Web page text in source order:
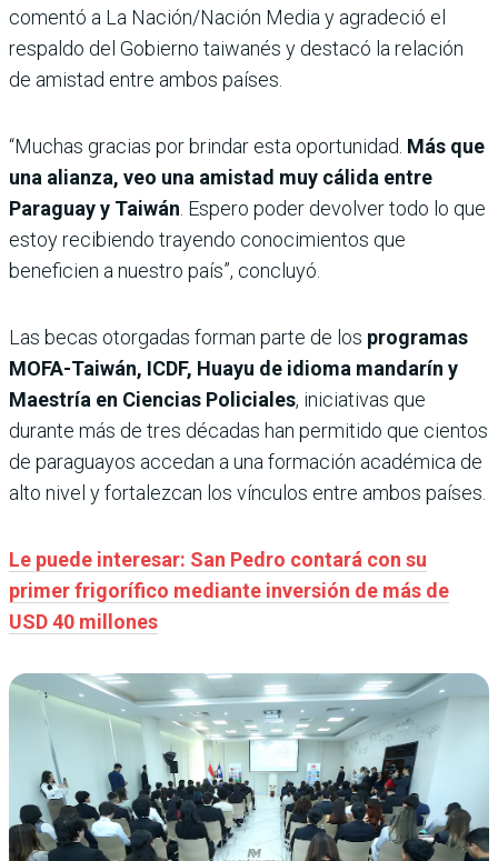
comentó a La Nación/Nación Media y agradeció el
respaldo del Gobierno taiwanés y destacó la relación
de amistad entre ambos países.
“Muchas gracias por brindar esta oportunidad. Más que
una alianza, veo una amistad muy cálida entre
Paraguay y Taiwán . Espero poder devolver todo lo que
estoy recibiendo trayendo conocimientos que
beneficien a nuestro país”, concluyó.
Las becas otorgadas forman parte de los programas
MOFA-Taiwán, ICDF, Huayu de idioma mandarín y
Maestría en Ciencias Policiales, iniciativas que
durante más de tres décadas han permitido que cientos
de paraguayos accedan a una formación académica de
alto nivel y fortalezcan los vínculos entre ambos países.
Le puede interesar: San Pedro contará con su
primer frigorífico mediante inversión de más de
USD 40 millones